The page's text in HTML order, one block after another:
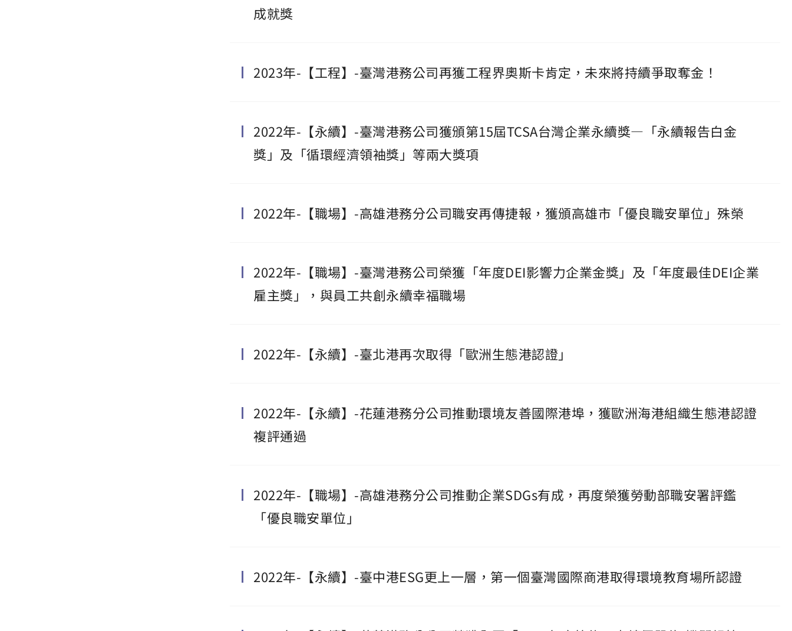
成就獎
2023年-【工程】-臺灣港務公司再獲工程界奧斯卡肯定，未來將持續爭取奪金！
2022年-【永續】-臺灣港務公司獲頒第15屆TCSA台灣企業永續獎—「永續報告白金
獎」及「循環經濟領袖獎」等兩大獎項
2022年-【職場】-高雄港務分公司職安再傳捷報，獲頒高雄市「優良職安單位」殊榮
2022年-【職場】-臺灣港務公司榮獲「年度DEI影響力企業金獎」及「年度最佳DEI企業
雇主獎」，與員工共創永續幸福職場
2022年-【永續】-臺北港再次取得「歐洲生態港認證」
2022年-【永續】-花蓮港務分公司推動環境友善國際港埠，獲歐洲海港組織生態港認證
複評通過
2022年-【職場】-高雄港務分公司推動企業SDGs有成，再度榮獲勞動部職安署評鑑
「優良職安單位」
2022年-【永續】-臺中港ESG更上一層，第一個臺灣國際商港取得環境教育場所認證